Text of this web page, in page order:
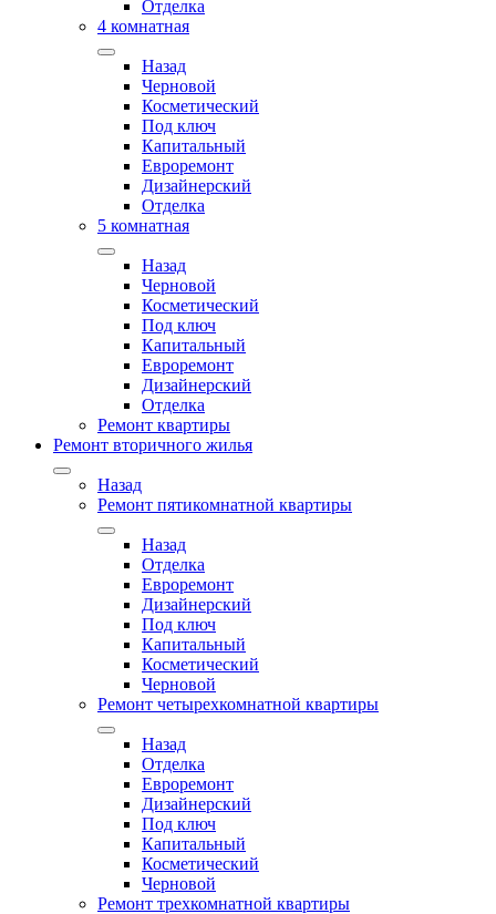
Отделка
4 комнатная
Назад
Черновой
Косметический
Под ключ
Капитальный
Евроремонт
Дизайнерский
Отделка
5 комнатная
Назад
Черновой
Косметический
Под ключ
Капитальный
Евроремонт
Дизайнерский
Отделка
Ремонт квартиры
Ремонт вторичного жилья
Назад
Ремонт пятикомнатной квартиры
Назад
Отделка
Евроремонт
Дизайнерский
Под ключ
Капитальный
Косметический
Черновой
Ремонт четырехкомнатной квартиры
Назад
Отделка
Евроремонт
Дизайнерский
Под ключ
Капитальный
Косметический
Черновой
Ремонт трехкомнатной квартиры